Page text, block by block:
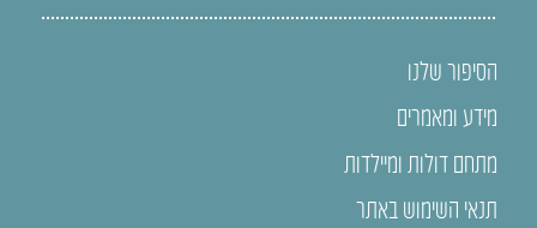
הסיפור שלנו
מידע ומאמרים
מתחם דולות ומיילדות
תנאי השימוש באתר